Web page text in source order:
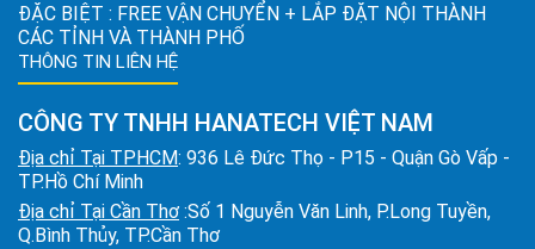
ĐẶC BIỆT : FREE VẬN CHUYỂN + LẮP ĐẶT NỘI THÀNH
CÁC TỈNH VÀ THÀNH PHỐ
THÔNG TIN LIÊN HỆ
CÔNG TY TNHH HANATECH VIỆT NAM
Địa chỉ Tại TPHCM: 936 Lê Đức Thọ - P15 - Quận Gò Vấp -
TP.Hồ Chí Minh
Địa chỉ Tại Cần Thơ :Số 1 Nguyễn Văn Linh, P.Long Tuyền,
Q.Bình Thủy, TP.Cần Thơ